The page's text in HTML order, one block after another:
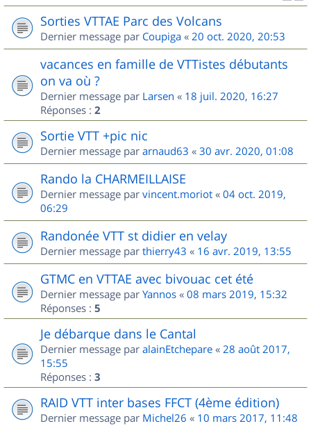
Sorties VTTAE Parc des Volcans
Dernier message par Coupiga « 20 oct. 2020, 20:53
vacances en famille de VTTistes débutants
on va où ?
Dernier message par Larsen « 18 juil. 2020, 16:27
Réponses : 2
Sortie VTT +pic nic
Dernier message par arnaud63 « 30 avr. 2020, 01:08
Rando la CHARMEILLAISE
Dernier message par vincent.moriot « 04 oct. 2019,
06:29
Randonée VTT st didier en velay
Dernier message par thierry43 « 16 avr. 2019, 13:55
GTMC en VTTAE avec bivouac cet été
Dernier message par Yannos « 08 mars 2019, 15:32
Réponses : 5
Je débarque dans le Cantal
Dernier message par alainEtchepare « 28 août 2017,
15:55
Réponses : 3
RAID VTT inter bases FFCT (4ème édition)
Dernier message par Michel26 « 10 mars 2017, 11:48